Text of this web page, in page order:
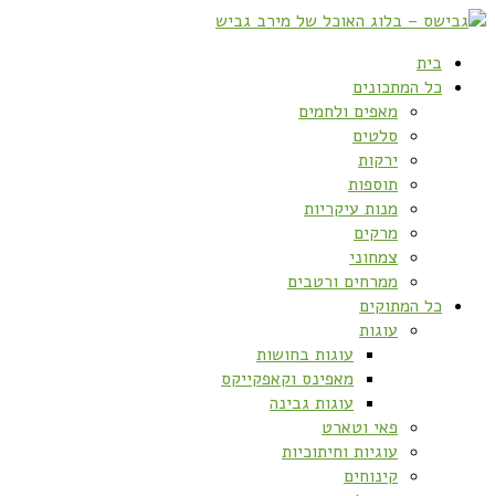
בית
כל המתכונים
מאפים ולחמים
סלטים
ירקות
תוספות
מנות עיקריות
מרקים
צמחוני
ממרחים ורטבים
כל המתוקים
עוגות
עוגות בחושות
מאפינס וקאפקייקס
עוגות גבינה
פאי וטארט
עוגיות וחיתוכיות
קינוחים